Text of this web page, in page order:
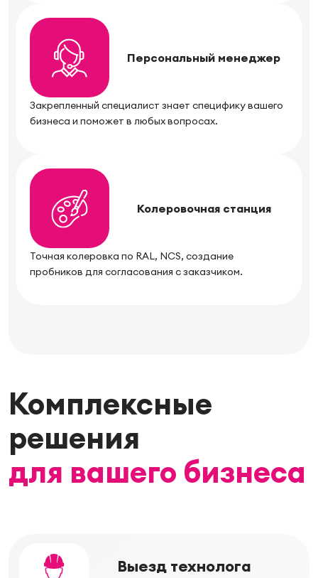
Персональный менеджер
Закрепленный специалист знает специфику вашего
бизнеса и поможет в любых вопросах.
Колеровочная станция
Точная колеровка по RAL, NCS, создание
пробников для согласования с заказчиком.
Комплексные
решения
для вашего бизнеса
Выезд технолога